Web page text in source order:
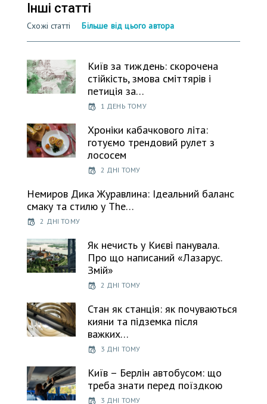
Інші статті
Схожі статті Більше від цього автора
Київ за тиждень: скорочена
стійкість, змова сміттярів і
петиція за…
1 ДЕНЬ ТОМУ
Хроніки кабачкового літа:
готуємо трендовий рулет з
лососем
2 ДНІ ТОМУ
Немиров Дика Журавлина: Ідеальний баланс
смаку та стилю у The…
2 ДНІ ТОМУ
Як нечисть у Києві панувала.
Про що написаний «Лазарус.
Змій»
2 ДНІ ТОМУ
Стан як станція: як почуваються
кияни та підземка після
важких…
3 ДНІ ТОМУ
Київ – Берлін автобусом: що
треба знати перед поїздкою
3 ДНІ ТОМУ